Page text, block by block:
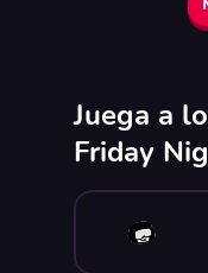
Juega a
Friday